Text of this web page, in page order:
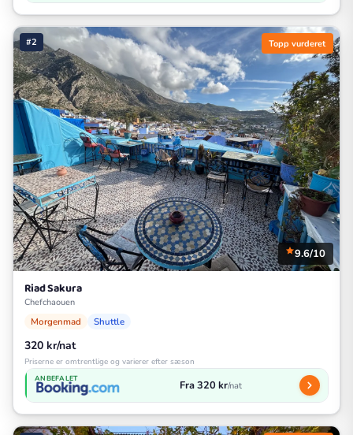
#2 Topp vurderet
9.6/10
Riad Sakura
Chefchaouen
Morgenmad Shuttle
320 kr/nat
Priserne er omtrentlige og varierer efter sæson
ANBEFALET Fra 320 kr/nat